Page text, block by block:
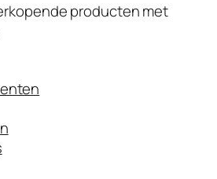
producten met